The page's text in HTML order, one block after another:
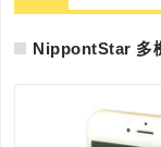
NippontStar 多